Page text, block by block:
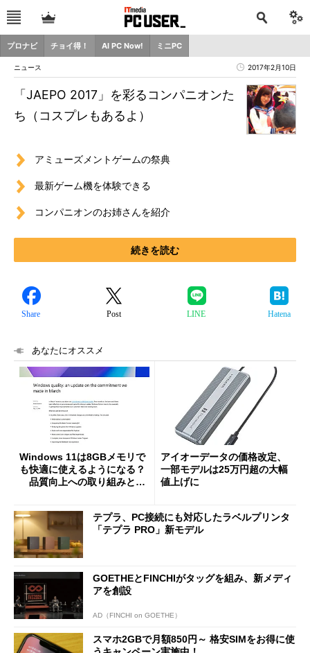
プロナビ チョイ得！ AI PC Now! ミニPC
ニュース 2017年2月10日
「JAEPO 2017」を彩るコンパニオンた
ち（コスプレもあるよ）
アミューズメントゲームの祭典
最新ゲーム機を体験できる
コンパニオンのお姉さんを紹介
続きを読む
Share Post LINE Hatena
あなたにオススメ
Windows 11は8GBメモリで
も快適に使えるようになる？
品質向上への取り組みと
アイオーデータの価格改定、
一部モデルは25万円超の大幅
値上げに
テプラ、PC接続にも対応したラベルプリンタ
「テプラ PRO」新モデル
GOETHEとFINCHIがタッグを組み、新メディ
アを創設
AD（FINCHI on GOETHE）
スマホ2GBで月額850円～ 格安SIMをお得に使